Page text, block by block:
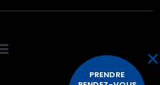
PRENDRE